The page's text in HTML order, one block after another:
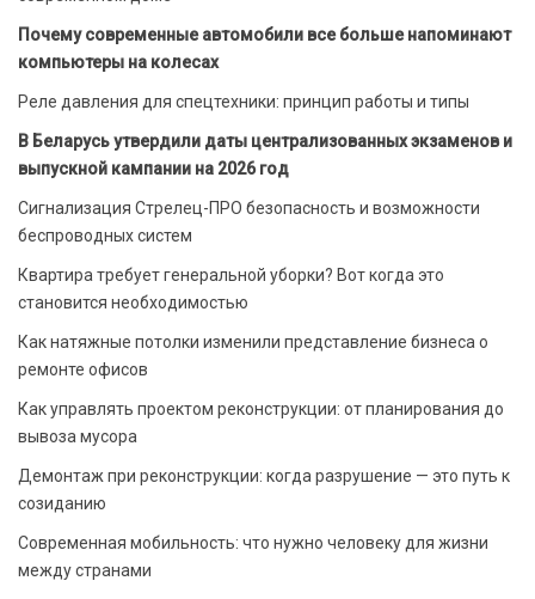
Почему современные автомобили все больше напоминают
компьютеры на колесах
Реле давления для спецтехники: принцип работы и типы
В Беларусь утвердили даты централизованных экзаменов и
выпускной кампании на 2026 год
Сигнализация Стрелец-ПРО безопасность и возможности
беспроводных систем
Квартира требует генеральной уборки? Вот когда это
становится необходимостью
Как натяжные потолки изменили представление бизнеса о
ремонте офисов
Как управлять проектом реконструкции: от планирования до
вывоза мусора
Демонтаж при реконструкции: когда разрушение — это путь к
созиданию
Современная мобильность: что нужно человеку для жизни
между странами